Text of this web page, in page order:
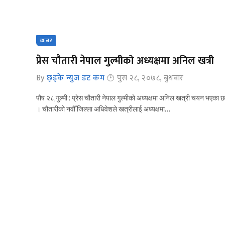
ब्यानर
प्रेस चौतारी नेपाल गुल्मीको अध्यक्षमा अनिल खत्री
By छ्ड्के न्युज डट कम पुस २८, २०७८, बुधबार
पौष २८,गुल्मी : प्रेस चौतारी नेपाल गुल्मीको अध्यक्षमा अनिल खत्री चयन भएका
। चौतारीको नवौँ जिल्ला अधिवेशले खत्रीलाई अध्यक्षमा…